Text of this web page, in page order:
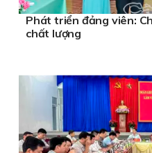
Phát triển đảng viên:
chất lượng